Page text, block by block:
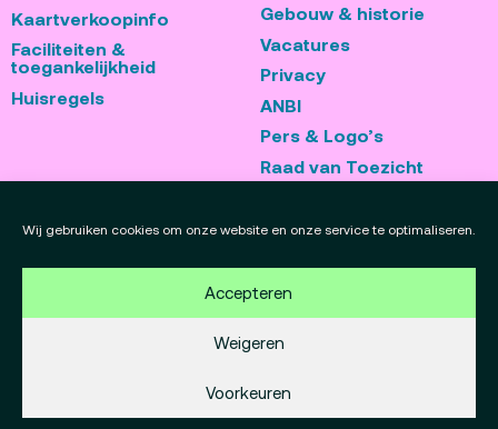
Wij gebruiken cookies om onze website en onze service te optimaliseren.
Accepteren
Weigeren
Voorkeuren
Kaartverkoopinfo
Faciliteiten &
toegankelijkheid
Huisregels
Gebouw & historie
Vacatures
Privacy
ANBI
Pers & Logo’s
Raad van Toezicht
Contact
Team
Blijf op de hoogte